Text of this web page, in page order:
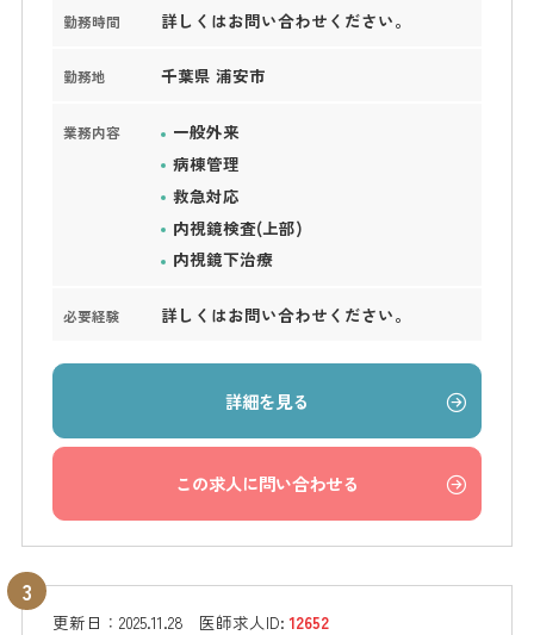
勤務時間 詳しくはお問い合わせください。
勤務地 千葉県 浦安市
業務内容
一般外来
病棟管理
救急対応
内視鏡検査(上部)
内視鏡下治療
必要経験 詳しくはお問い合わせください。
詳細を見る
この求人に問い合わせる
更新日： 2025.11.28 医師求人ID:12652